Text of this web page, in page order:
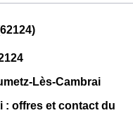
Lès-Cambrai
: offres et contact du